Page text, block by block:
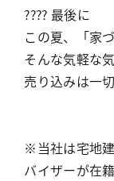
???? 最後に
この夏、「家
そんな気軽な
売り込みは一
※当社は宅地
バイザーが在